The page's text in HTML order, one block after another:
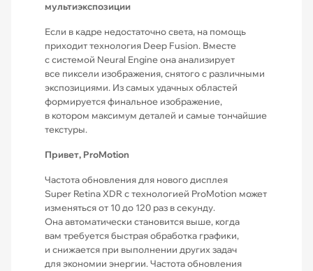
мультиэкспозиции
Если в кадре недостаточно света, на помощь
приходит технология Deep Fusion. Вместе
с системой Neural Engine она анализирует
все пиксели изображения, снятого с различными
экспозициями. Из самых удачных областей
формируется финальное изображение,
в котором максимум деталей и самые тончайшие
текстуры.
Привет, ProMotion
Частота обновления для нового дисплея
Super Retina XDR с технологией ProMotion может
изменяться от 10 до 120 раз в секунду.
Она автоматически становится выше, когда
вам требуется быстрая обработка графики,
и снижается при выполнении других задач
для экономии энергии. Частота обновления